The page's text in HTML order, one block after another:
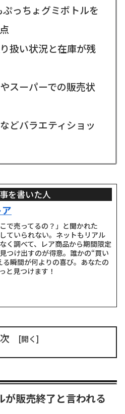
っちょグミボトルを
扱い状況と在庫が残
スーパーでの販売状
どバラエティショッ
を書いた人
こで売ってるの？」と聞かれた
ていられない。ネットもリアル
く調べて、レア商品から期間限定
つけ出すのが得意。誰かの“買い
る瞬間が何よりの喜び。あなたの
と見つけます！
が販売終了と言われる